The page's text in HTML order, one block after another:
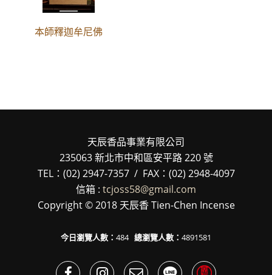
本師釋迦牟尼佛
天辰香品事業有限公司
235063 新北市中和區安平路 220 號
TEL：(02) 2947-7357 / FAX：(02) 2948-4097
信箱 : tcjoss58@gmail.com
Copyright © 2018 天辰香 Tien-Chen Incense
今日瀏覽人數： 484 總瀏覽人數： 4891581